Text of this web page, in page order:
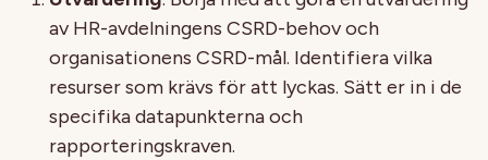
av HR-avdelningens CSRD-behov och
organisationens CSRD-mål. Identifiera vilka
resurser som krävs för att lyckas. Sätt er in i de
specifika datapunkterna och
rapporteringskraven.